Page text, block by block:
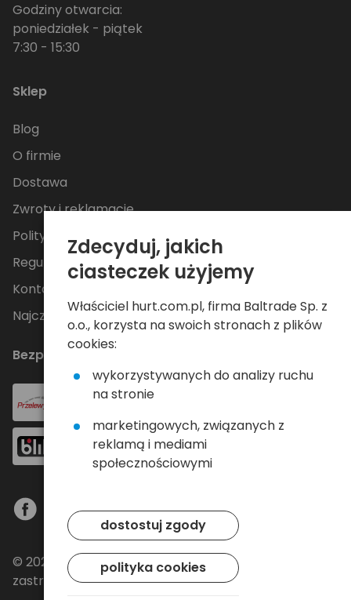
Godziny otwarcia:
poniedziałek - piątek
7:30 - 15:30
Sklep
Blog
O firmie
Dostawa
Zwroty i reklamacje
Polityka Prywatności
Regulamin
Kontakt
Najczęściej zadawane pytania
Bezpieczne płatności
© 2024 Baltrade sp. z o.o. - Wszelkie prawa
zastrzeżone.
Zdecyduj, jakich
ciasteczek użyjemy
Właściciel hurt.com.pl, firma Baltrade Sp. z
o.o., korzysta na swoich stronach z plików
cookies:
wykorzystywanych do analizy ruchu
na stronie
marketingowych, związanych z
reklamą i mediami
społecznościowymi
dostostuj zgody
polityka cookies